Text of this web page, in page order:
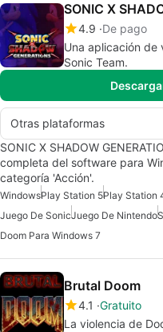
SONIC X
4.9 De pago
Una aplicación de
Sonic Team.
Otras plataformas
SONIC X SHADOW
completa del software para
categoría 'Acción'.
WindowsPlay Station 5Play Station
Juego De SonicJuego De Nintendo
Doom Para Windows 7
Brutal Doom
4.1 Gratuito
La violencia de